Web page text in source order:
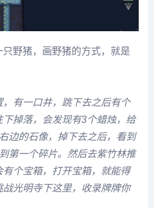
野猪，画野猪的方式，就是
有一口井，跳下去之后有个
掉落，会发现有3个蜡烛，给
边的石像，掉下去之后，看到
第一个碎片。然后去紫竹林推
个宝箱，打开宝箱，就能得
光明寺下这里，收录牌牌你